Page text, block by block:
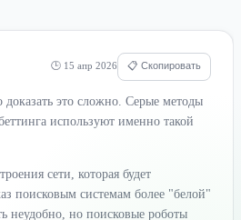
🕒 15 апр 2026 📋 Скопировать
это сложно. Серые методы
используют именно такой
сети, которая будет
поисковым системам более "белой"
неудобно, но поисковые роботы